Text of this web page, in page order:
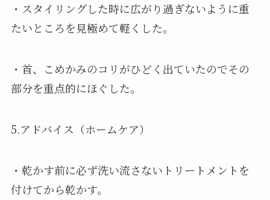
・スタイリングした時に広がり過ぎないように重
たいところを見極めて軽くした。
・首、こめかみのコリがひどく出ていたのでその
部分を重点的にほぐした。
5.アドバイス（ホームケア）
・乾かす前に必ず洗い流さないトリートメントを
付けてから乾かす。